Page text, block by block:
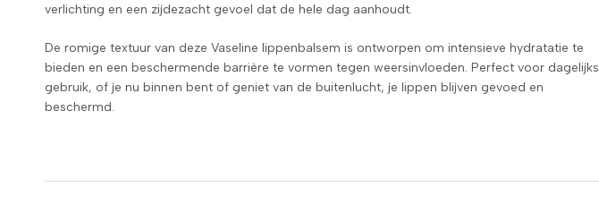
verlichting en een zijdezacht gevoel dat de hele dag aanhoudt.
De romige textuur van deze Vaseline lippenbalsem is ontworpen om intensieve hydratatie te
bieden en een beschermende barrière te vormen tegen weersinvloeden. Perfect voor dagelijks
gebruik, of je nu binnen bent of geniet van de buitenlucht, je lippen blijven gevoed en
beschermd.